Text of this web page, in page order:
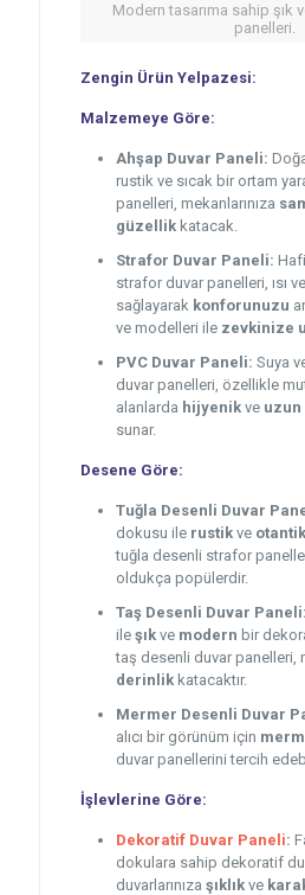
Modern tasarıma sahip şık
panelleri.
Zengin Ürün Yelpazesi:
Malzemeye Göre:
Ahşap Duvar Paneli:
rustik ve sıcak bir ortam
panelleri, mekanlarınıza
güzellikkatacak.
Strafor Duvar Paneli:
strafor duvar panelleri, ısı ve
sağlayarak konforunuzu
ve modelleri ile zevkinize
PVC Duvar Paneli: Suya
duvar panelleri, özellikle
alanlarda hijyenikve uzun
sunar.
Desene Göre:
Tuğla Desenli Duvar
dokusu ile rustikve otantik
tuğla desenli strafor
oldukça popülerdir.
Taş Desenli Duvar Paneli:
ile şıkve modern bir
taş desenli duvar panelleri,
derinlikkatacaktır.
Mermer Desenli Duvar
alıcı bir görünüm için
duvar panellerini tercih
İşlevlerine Göre:
Dekoratif Duvar Paneli:
dokulara sahip dekoratif
duvarlarınıza şıklıkve